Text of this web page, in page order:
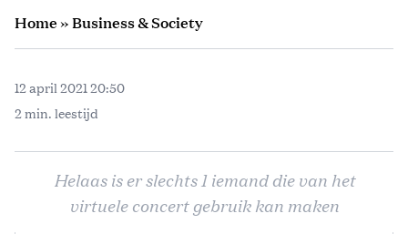
Home»Business & Society
12 april 2021 20:50
2 min. leestijd
Helaas is er slechts 1 iemand die van het
virtuele concert gebruik kan maken